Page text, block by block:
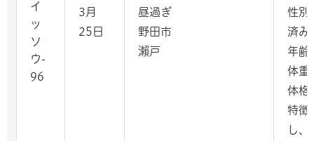
イ
ッ
ソ
ウ-
96
3月
25日
昼過ぎ
野田市
瀨戸
性別
済み
年齢
体重
体格
特徴
し、